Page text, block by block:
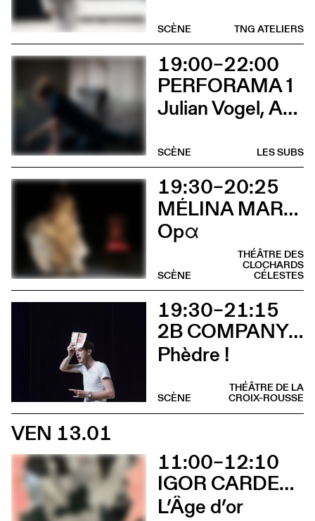
TNG ATELIERS
SCÈNE
19:00–22:00
PERFORAMA 1
Julian Vogel, Aurélien Dougé, Igor Cardellini & Tomas Gonzalez
LES SUBS
SCÈNE
19:30–20:25
MÉLINA MARTIN
Opα
THÉÂTRE DES
CLOCHARDS
CÉLESTES
SCÈNE
19:30–21:15
2B COMPANY - FRANÇOIS GREMAUD
Phèdre !
THÉÂTRE DE LA
CROIX-ROUSSE
SCÈNE
VEN 13.01
11:00–12:10
IGOR CARDELLINI & TOMAS GONZALEZ
L’Âge d’or